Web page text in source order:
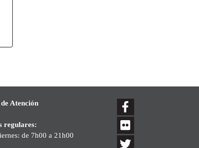
Atención
regulares:
de 7h00 a 21h00